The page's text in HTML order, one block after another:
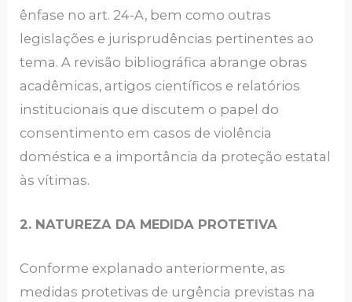
ênfase no art. 24-A, bem como outras
legislações e jurisprudências pertinentes ao
tema. A revisão bibliográfica abrange obras
acadêmicas, artigos científicos e relatórios
institucionais que discutem o papel do
consentimento em casos de violência
doméstica e a importância da proteção estatal
às vítimas.
2. NATUREZA DA MEDIDA PROTETIVA
Conforme explanado anteriormente, as
medidas protetivas de urgência previstas na